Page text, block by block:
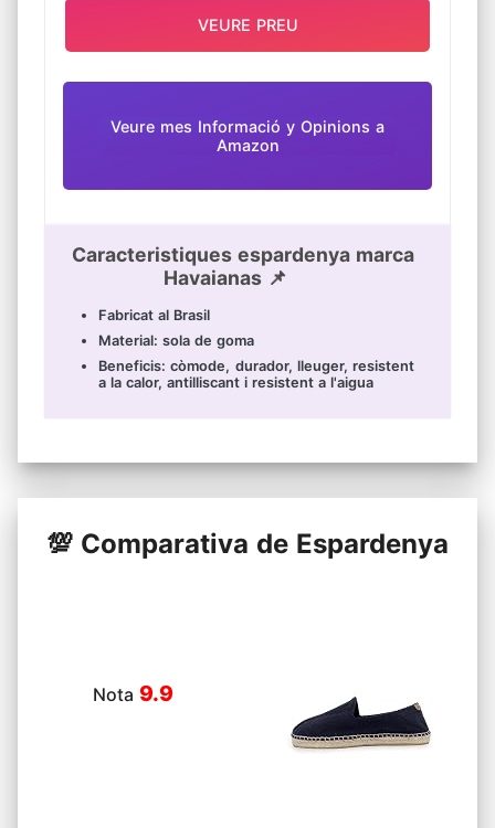
Veure mes Informació y Opinions a
Amazon
Caracteristiques espardenya marca
Havaianas 📌
Fabricat al Brasil
Material: sola de goma
Beneficis: còmode, durador, lleuger, resistent
a la calor, antilliscant i resistent a l'aigua
VEURE PREU
💯 Comparativa de Espardenya
Nota 9.9